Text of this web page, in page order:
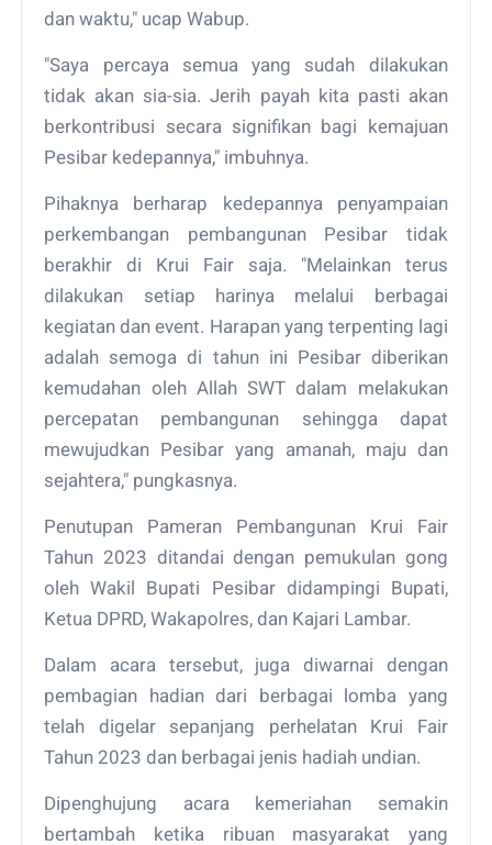
dan waktu," ucap Wabup.
"Saya percaya semua yang sudah dilakukan
tidak akan sia-sia. Jerih payah kita pasti akan
berkontribusi secara signifikan bagi kemajuan
Pesibar kedepannya," imbuhnya.
Pihaknya berharap kedepannya penyampaian
perkembangan pembangunan Pesibar tidak
berakhir di Krui Fair saja. "Melainkan terus
dilakukan setiap harinya melalui berbagai
kegiatan dan event. Harapan yang terpenting lagi
adalah semoga di tahun ini Pesibar diberikan
kemudahan oleh Allah SWT dalam melakukan
percepatan pembangunan sehingga dapat
mewujudkan Pesibar yang amanah, maju dan
sejahtera," pungkasnya.
Penutupan Pameran Pembangunan Krui Fair
Tahun 2023 ditandai dengan pemukulan gong
oleh Wakil Bupati Pesibar didampingi Bupati,
Ketua DPRD, Wakapolres, dan Kajari Lambar.
Dalam acara tersebut, juga diwarnai dengan
pembagian hadian dari berbagai lomba yang
telah digelar sepanjang perhelatan Krui Fair
Tahun 2023 dan berbagai jenis hadiah undian.
Dipenghujung acara kemeriahan semakin
bertambah ketika ribuan masyarakat yang